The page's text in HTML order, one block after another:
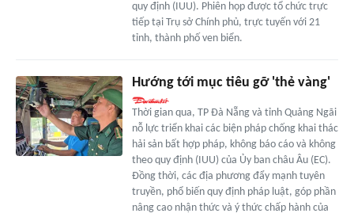
quy định (IUU). Phiên họp được tổ chức trực
tiếp tại Trụ sở Chính phủ, trực tuyến với 21
tỉnh, thành phố ven biển.
Hướng tới mục tiêu gỡ 'thẻ vàng'
Thời gian qua, TP Đà Nẵng và tỉnh Quảng Ngãi
nỗ lực triển khai các biện pháp chống khai thác
hải sản bất hợp pháp, không báo cáo và không
theo quy định (IUU) của Ủy ban châu Âu (EC).
Đồng thời, các địa phương đẩy mạnh tuyên
truyền, phổ biến quy định pháp luật, góp phần
nâng cao nhận thức và ý thức chấp hành của